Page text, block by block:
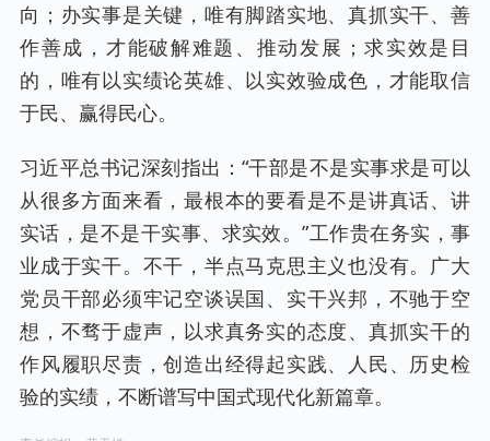
向；办实事是关键，唯有脚踏实地、真抓实干、善
作善成，才能破解难题、推动发展；求实效是目
的，唯有以实绩论英雄、以实效验成色，才能取信
于民、赢得民心。
习近平总书记深刻指出：“干部是不是实事求是可以
从很多方面来看，最根本的要看是不是讲真话、讲
实话，是不是干实事、求实效。”工作贵在务实，事
业成于实干。不干，半点马克思主义也没有。广大
党员干部必须牢记空谈误国、实干兴邦，不驰于空
想，不骛于虚声，以求真务实的态度、真抓实干的
作风履职尽责，创造出经得起实践、人民、历史检
验的实绩，不断谱写中国式现代化新篇章。